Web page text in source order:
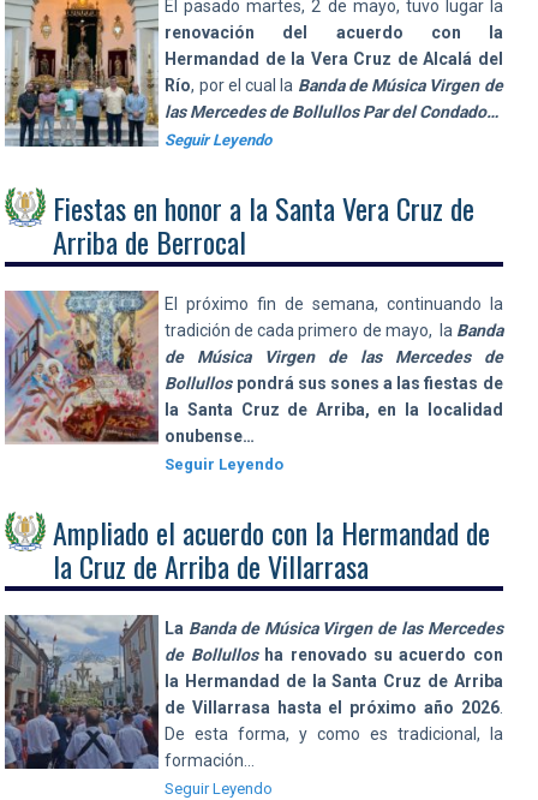
El pasado martes, 2 de mayo, tuvo lugar la
renovación del acuerdo con la
Hermandad de la Vera Cruz de Alcalá del
Río, por el cual la Banda de Música Virgen de
las Mercedes de Bollullos Par del Condado…
Seguir Leyendo
Fiestas en honor a la Santa Vera Cruz de
Arriba de Berrocal
El próximo fin de semana, continuando la
tradición de cada primero de mayo, la Banda
de Música Virgen de las Mercedes de
Bollullospondrá sus sones a las fiestas de
la Santa Cruz de Arriba, en la localidad
onubense…
Seguir Leyendo
Ampliado el acuerdo con la Hermandad de
la Cruz de Arriba de Villarrasa
La Banda de Música Virgen de las Mercedes
de Bollullos ha renovado su acuerdo con
la Hermandad de la Santa Cruz de Arriba
de Villarrasa hasta el próximo año 2026.
De esta forma, y como es tradicional, la
formación…
Seguir Leyendo